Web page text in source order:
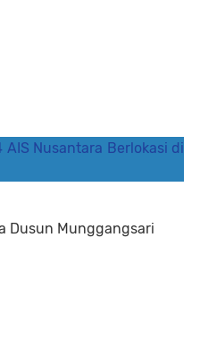
AIS Nusantara Berlokasi di
Dusun Munggangsari